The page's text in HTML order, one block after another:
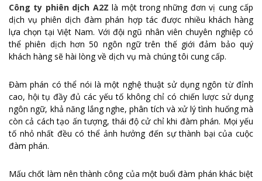
Công ty phiên dịch A2Z là một trong những đơn vị cung cấp
dịch vụ phiên dịch đàm phán hợp tác được nhiều khách hàng
lựa chọn tại Việt Nam. Với đội ngũ nhân viên chuyên nghiệp có
thể phiên dịch hơn 50 ngôn ngữ trên thế giới đảm bảo quý
khách hàng sẽ hài lòng về dịch vụ mà chúng tôi cung cấp.
Đàm phán có thể nói là một nghệ thuật sử dụng ngôn từ đỉnh
cao, hội tụ đầy đủ các yếu tố không chỉ có chiến lược sử dụng
ngôn ngữ, khả năng lắng nghe, phân tích và xử lý tình huống mà
còn cả cách tạo ấn tượng, thái độ cử chỉ khi đàm phán. Mọi yếu
tố nhỏ nhất đều có thể ảnh hưởng đến sự thành bại của cuộc
đàm phán.
Mấu chốt làm nên thành công của một buổi đàm phán khác biệt